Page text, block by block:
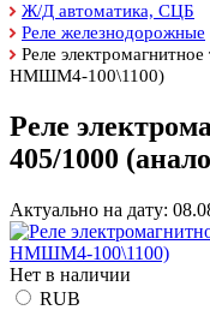
Ж/Д автоматика, СЦБ
Реле железнодорожные
Реле
НМШМ4-100\1100)
Реле
405/1000
Актуально на дату:
Нет в наличии
RUB